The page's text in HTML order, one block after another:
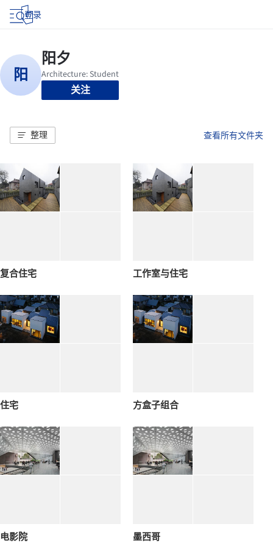
登录
关注
整理 查看所有文件夹
复合住宅 工作室与住宅
住宅 方盒子组合
电影院 墨西哥